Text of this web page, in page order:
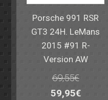
Porsche 991 RSR
GT3 24H. LeMans
2015 #91 R-
Version AW
69,55€
El
59,95€El